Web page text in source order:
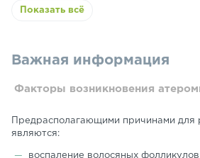
Показать всё
Важная информация
Факторы возникновения
Предрасполагающими причинами для
являются:
воспаление волосяных фолликулов